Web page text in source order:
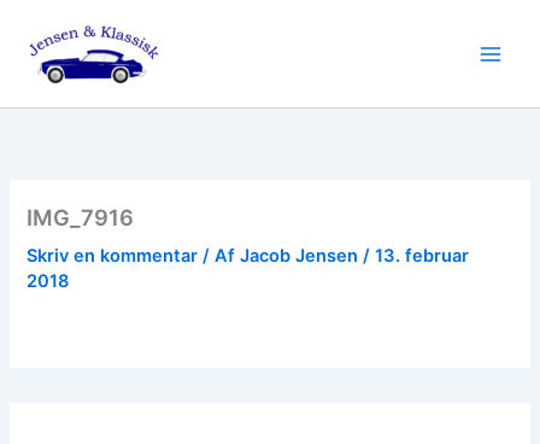
indholdet
IMG_7916
Skriv en kommentar / AfJacob Jensen/13. februar
2018